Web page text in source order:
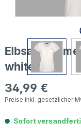
Elbsand
white
Regulärer Preis:
34,99 €
Preise inkl. gesetzlicher
Sofort